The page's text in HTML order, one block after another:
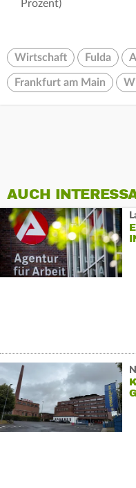
Prozent)
Wirtschaft Fulda
Frankfurt am Main
AUCH